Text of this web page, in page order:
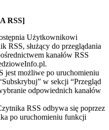
RSS]
Użytkownikowi
RSS, służący do przeglądania
kanałów RSS
jest możliwe po uruchomieniu
w sekcji “Przegląd
odpowiednich kanałów
RSS odbywa się poprzez
po uruchomieniu funkcji